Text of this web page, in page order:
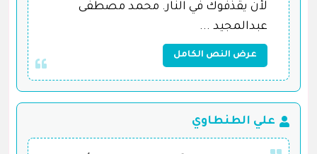
لأن يقذفوك في النار. محمد مصطفى
عبدالمجيد ...
عرض النص الكامل
علي الطنطاوي